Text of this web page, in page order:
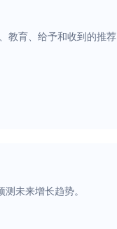
教育、给予和收到的推荐
未来增长趋势。